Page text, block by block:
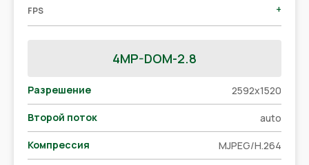
FPS +
4MP-DOM-2.8
Разрешение 2592x1520
Второй поток auto
Компрессия MJPEG/H.264